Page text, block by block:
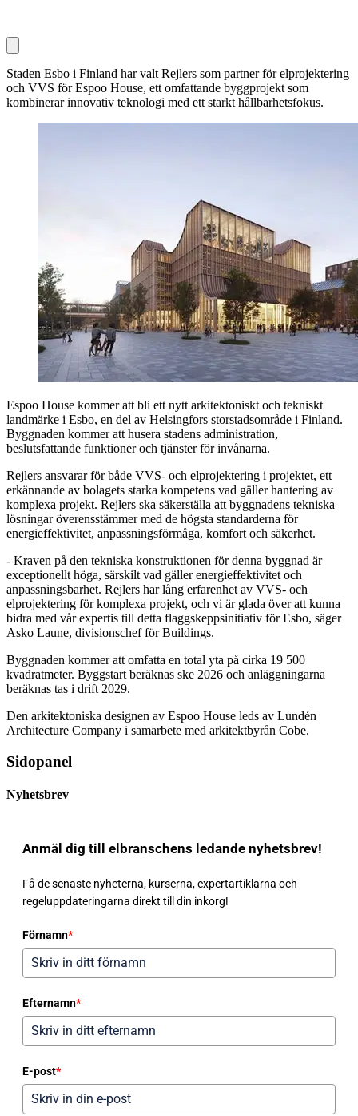
Staden Esbo i Finland har valt Rejlers som partner för elprojektering
och VVS för Espoo House, ett omfattande byggprojekt som
kombinerar innovativ teknologi med ett starkt hållbarhetsfokus.
Espoo House kommer att bli ett nytt arkitektoniskt och tekniskt
landmärke i Esbo, en del av Helsingfors storstadsområde i Finland.
Byggnaden kommer att husera stadens administration,
beslutsfattande funktioner och tjänster för invånarna.
Rejlers ansvarar för både VVS- och elprojektering i projektet, ett
erkännande av bolagets starka kompetens vad gäller hantering av
komplexa projekt. Rejlers ska säkerställa att byggnadens tekniska
lösningar överensstämmer med de högsta standarderna för
energieffektivitet, anpassningsförmåga, komfort och säkerhet.
- Kraven på den tekniska konstruktionen för denna byggnad är
exceptionellt höga, särskilt vad gäller energieffektivitet och
anpassningsbarhet. Rejlers har lång erfarenhet av VVS- och
elprojektering för komplexa projekt, och vi är glada över att kunna
bidra med vår expertis till detta flaggskeppsinitiativ för Esbo, säger
Asko Laune, divisionschef för Buildings.
Byggnaden kommer att omfatta en total yta på cirka 19 500
kvadratmeter. Byggstart beräknas ske 2026 och anläggningarna
beräknas tas i drift 2029.
Den arkitektoniska designen av Espoo House leds av Lundén
Architecture Company i samarbete med arkitektbyrån Cobe.
Sidopanel
Nyhetsbrev
Anmäl dig till elbranschens ledande nyhetsbrev!
Få de senaste nyheterna, kurserna, expertartiklarna och
regeluppdateringarna direkt till din inkorg!
Förnamn*
Efternamn*
E-post*